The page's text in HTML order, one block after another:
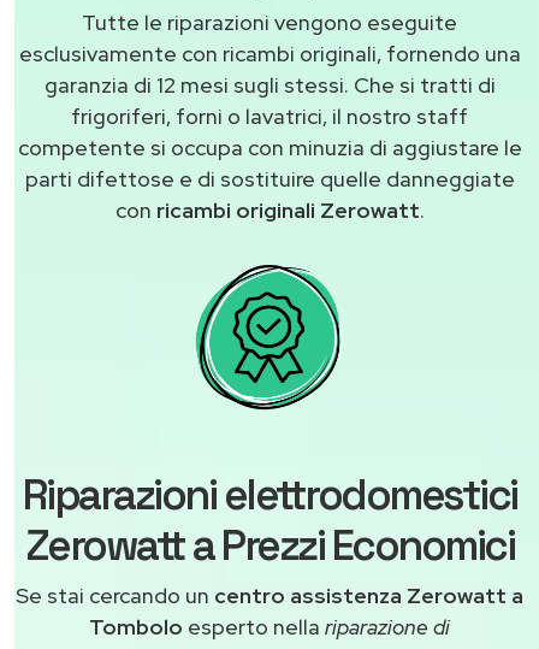
Tutte le riparazioni vengono eseguite
esclusivamente con ricambi originali, fornendo una
garanzia di 12 mesi sugli stessi. Che si tratti di
frigoriferi, forni o lavatrici, il nostro staff
competente si occupa con minuzia di aggiustare le
parti difettose e di sostituire quelle danneggiate
con ricambi originali Zerowatt.
Riparazioni elettrodomestici
Zerowatt a Prezzi Economici
Se stai cercando un centro assistenza Zerowatt a
Tombolo esperto nella riparazione di